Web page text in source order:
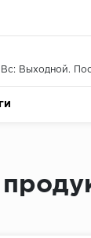
Выходной.